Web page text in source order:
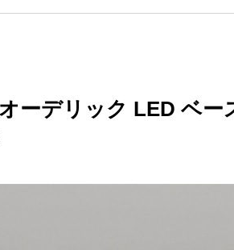
ーデリック LED ベー